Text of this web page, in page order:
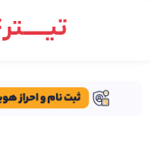
تیـــــتر24